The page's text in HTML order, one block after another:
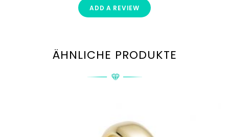
ADD A REVIEW
ÄHNLICHE PRODUKTE